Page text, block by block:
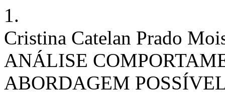
1.
Cristina Catelan Prado
ANÁLISE
ABORDAGEM